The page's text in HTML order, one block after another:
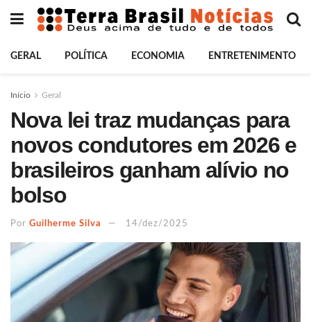
GERAL POLÍTICA ECONOMIA ENTRETENIMENTO
Início Geral
Nova lei traz mudanças para
novos condutores em 2026 e
brasileiros ganham alívio no
bolso
Por Guilherme Silva 14/dez/2025